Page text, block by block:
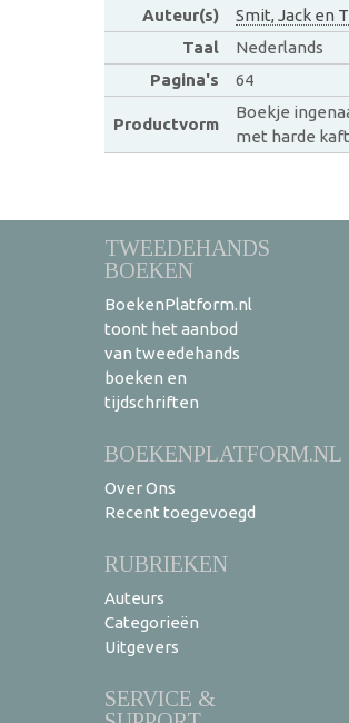
Auteur(s)
Smit, Jack en
Taal
Nederlands
Pagina's
64
Productvorm
Boekje
met harde kaft
TWEEDEHANDS
BOEKEN
BoekenPlatform.nl
toont het aanbod
van tweedehands
boeken en
tijdschriften
BOEKENPLATFORM.NL
Over Ons
Recent toegevoegd
RUBRIEKEN
Auteurs
Categorieën
Uitgevers
SERVICE &